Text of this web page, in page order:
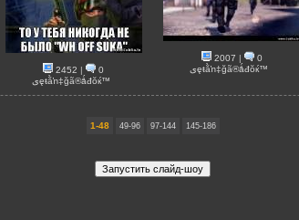
2452 |
0
ىęŧằŉ‡ğã®ǻđŏќ™
2007 |
0
ىęŧằŉ‡ğã®ǻđŏќ™
1-48 49-96 97-144 145-186